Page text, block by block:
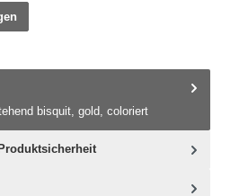
bisquit, gold, coloriert